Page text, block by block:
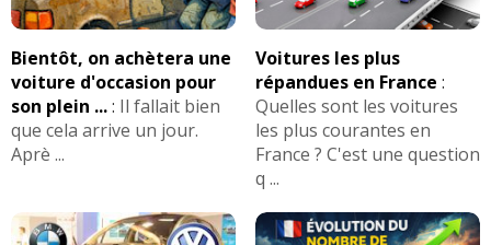
Bientôt, on achètera une
voiture d'occasion pour
son plein ...: Il fallait bien
que cela arrive un jour.
Aprè ...
Voitures les plus
répandues en France :
Quelles sont les voitures
les plus courantes en
France ? C'est une question
q ...